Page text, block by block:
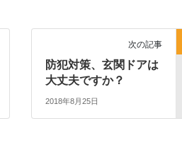
次の記事
防犯対策、玄関ドアは
大丈夫ですか？
2018年8月25日